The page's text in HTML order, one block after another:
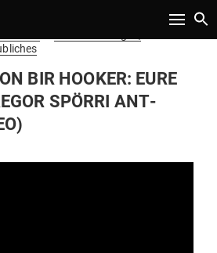
Toggle
BIR HOOKER: EURE
SPÖRRI ANT­